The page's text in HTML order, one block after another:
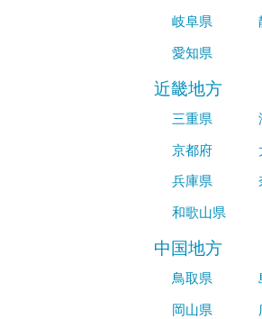
岐阜県
愛知県
近畿地方
三重県
京都府
兵庫県
和歌山県
中国地方
鳥取県
岡山県